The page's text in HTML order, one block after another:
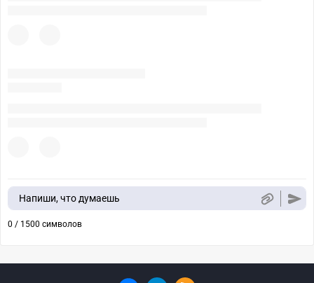
Напиши, что думаешь
0 / 1500 символов